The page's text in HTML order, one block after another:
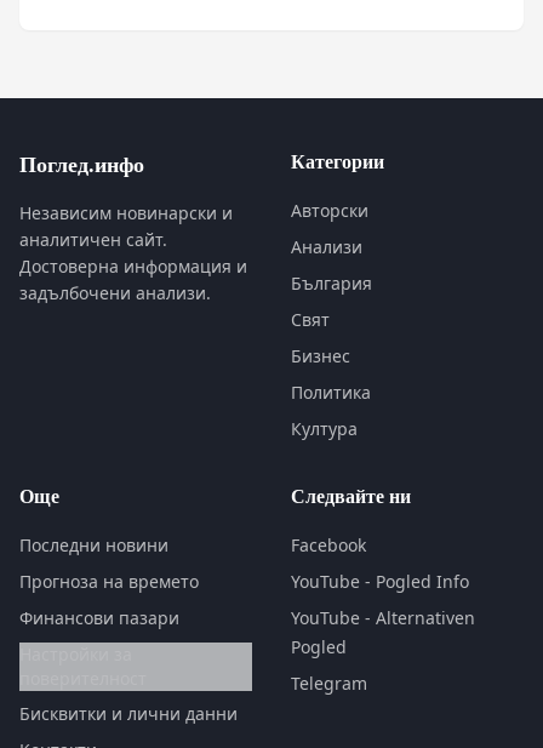
Поглед.инфо
Независим новинарски и
аналитичен сайт.
Достоверна информация и
задълбочени анализи.
Категории
Авторски
Анализи
България
Свят
Бизнес
Политика
Култура
Още
Последни новини
Прогноза на времето
Финансови пазари
Бисквитки и лични данни
Следвайте ни
Facebook
YouTube - Pogled Info
YouTube - Alternativen
Pogled
Telegram